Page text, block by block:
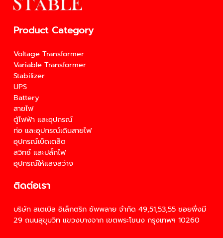
Product Category
Voltage Transformer
Variable Transformer
Stabilizer
UPS
Battery
สายไฟ
ตู้ไฟฟ้า และอุปกรณ์
ท่อ และอุปกรณ์เดินสายไฟ
อุปกรณ์เบ็ดเตล็ด
สวิทซ์ และปลั้กไฟ
อุปกรณ์ให้แสงสว่าง
ติดต่อเรา
บริษัท สเตเบิล อิเล็กตริก ซัพพลาย จำกัด 49,51,53,55 ซอยพึ่งมี
29 ถนนสุขุมวิท แขวงบางจาก เขตพระโขนง กรุงเทพฯ 10260